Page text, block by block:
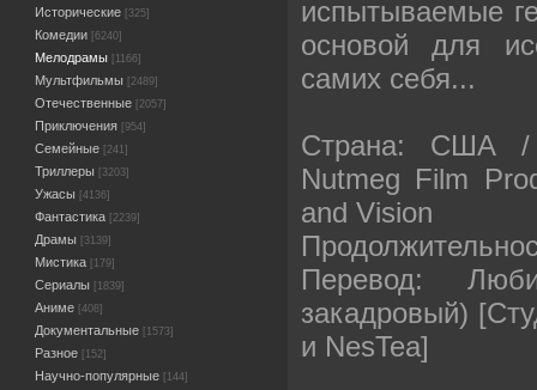
Исторические [325]
Комедии [6240]
Мелодрамы [1166]
Мультфильмы [2489]
Отечественные [2057]
Приключения [954]
Семейные [241]
Триллеры [3203]
Ужасы [4136]
Фантастика [2239]
Драмы [3139]
Мистика [179]
Сериалы [1839]
Аниме [408]
Документальные [1573]
Разное [152]
Научно-популярные [144]
испытываемые
основой для
самих себя...
Страна: США /
Nutmeg Film
and Vision
Перевод:
закадровый)
и NesTea]